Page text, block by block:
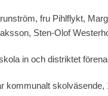
fru Pihlflykt,
Sten-Olof
in och distriktet
kommunalt skolväsende,